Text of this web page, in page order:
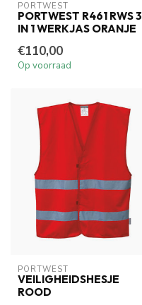
PORTWEST
PORTWEST R461 RWS 3
IN 1 WERKJAS ORANJE
€110,00
Op voorraad
PORTWEST
VEILIGHEIDSHESJE
ROOD